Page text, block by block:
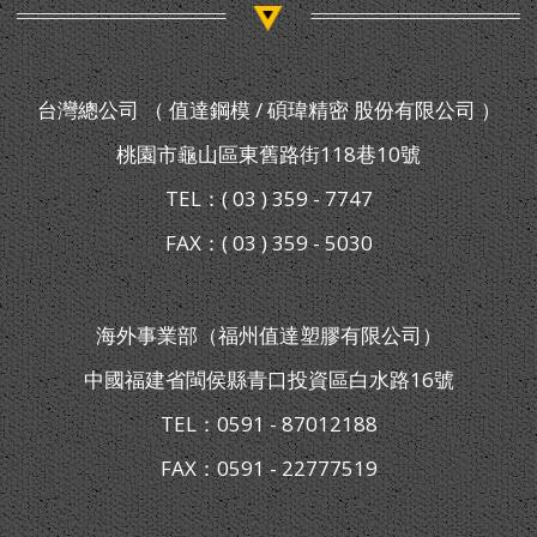
台灣總公司 （ 值達鋼模 / 碩瑋精密 股份有限公司 ）
桃園市龜山區東舊路街118巷10號
TEL：( 03 ) 359 - 7747
FAX：( 03 ) 359 - 5030
海外事業部（福州值達塑膠有限公司）
中國福建省閩侯縣青口投資區白水路16號
TEL：0591 - 87012188
FAX：0591 - 22777519